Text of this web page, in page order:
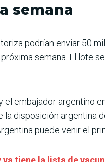
semana
podrían enviar 50
semana. El lote
el embajador argentino
la disposición
puede venir el